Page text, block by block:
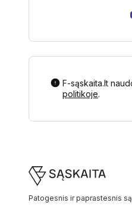
F-sąskaita.lt
politikoje.
Footer
Patogesnis ir paprastesnis